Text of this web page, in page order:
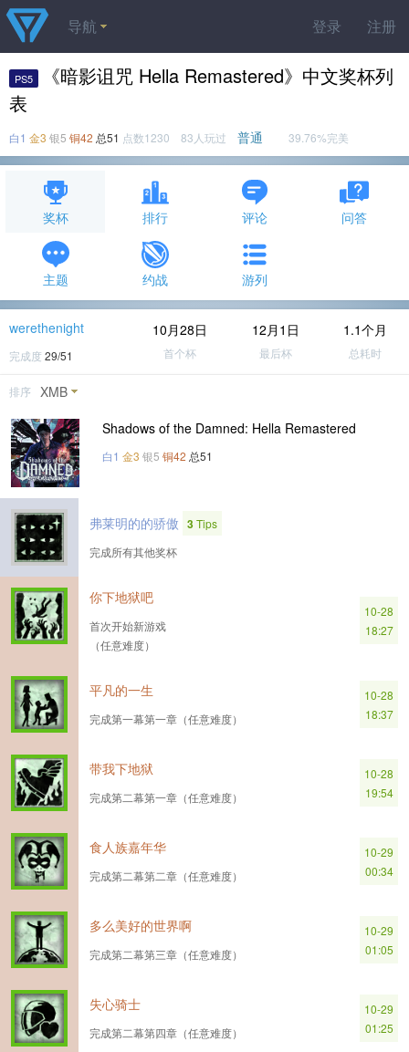
登录 注册
导航
PS5
《暗影诅咒 Hella Remastered》中文奖杯列
表
白1 金3 银5 铜42 总51 点数1230 83人玩过 普通 39.76%完美
奖杯 排行 评论 问答
主题 约战 游列
werethenight
完成度 29/51
10月28日
首个杯
12月1日
最后杯
1.1个月
总耗时
排序 XMB
Shadows of the Damned: Hella Remastered
白1 金3 银5 铜42 总51
弗莱明的的骄傲 3Tips
完成所有其他奖杯
你下地狱吧
首次开始新游戏
（任意难度）
10-28
18:27
平凡的一生
完成第一幕第一章（任意难度）
10-28
18:37
带我下地狱
完成第二幕第一章（任意难度）
10-28
19:54
食人族嘉年华
完成第二幕第二章（任意难度）
10-29
00:34
多么美好的世界啊
完成第二幕第三章（任意难度）
10-29
01:05
失心骑士
完成第二幕第四章（任意难度）
10-29
01:25